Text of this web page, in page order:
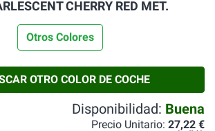
CHERRY RED MET.
Otros Colores
OTRO COLOR DE COCHE
Disponibilidad: Buena
Precio Unitario: 27,22 €